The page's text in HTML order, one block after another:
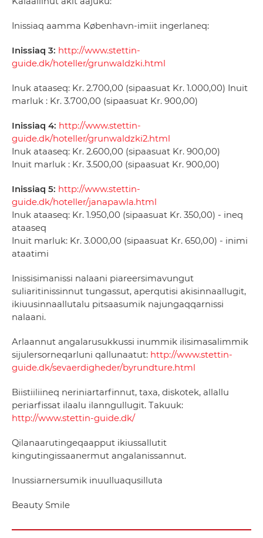
Inissiaq aamma København-imiit ingerlaneq:
Inissiaq 3: http://www.stettin-
guide.dk/hoteller/grunwaldzki.html
Inuk ataaseq: Kr. 2.700,00 (sipaasuat Kr. 1.000,00) Inuit
marluk : Kr. 3.700,00 (sipaasuat Kr. 900,00)
Inissiaq 4: http://www.stettin-
guide.dk/hoteller/grunwaldzki2.html
Inuk ataaseq: Kr. 2.600,00 (sipaasuat Kr. 900,00)
Inuit marluk : Kr. 3.500,00 (sipaasuat Kr. 900,00)
Inissiaq 5: http://www.stettin-
guide.dk/hoteller/janapawla.html
Inuk ataaseq: Kr. 1.950,00 (sipaasuat Kr. 350,00) - ineq
ataaseq
Inuit marluk: Kr. 3.000,00 (sipaasuat Kr. 650,00) - inimi
ataatimi
Inissisimanissi nalaani piareersimavungut
suliaritinissinnut tungassut, aperqutisi akisinnaallugit,
ikiuusinnaallutalu pitsaasumik najungaqqarnissi
nalaani.
Arlaannut angalarusukkussi inummik ilisimasalimmik
sijulersorneqarluni qallunaatut: http://www.stettin-
guide.dk/sevaerdigheder/byrundture.html
Biistiiliineq neriniartarfinnut, taxa, diskotek, allallu
periarfissat ilaalu ilanngullugit. Takuuk:
http://www.stettin-guide.dk/
Qilanaarutingeqaapput ikiussallutit
kingutingissaanermut angalanissannut.
Inussiarnersumik inuulluaqusilluta
Beauty Smile